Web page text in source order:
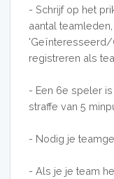
- Schrijf op het
aantal
'Geïnteresseerd/
registreren als
- Een 6e speler
straffe van 5
- Nodig je
- Als je je team